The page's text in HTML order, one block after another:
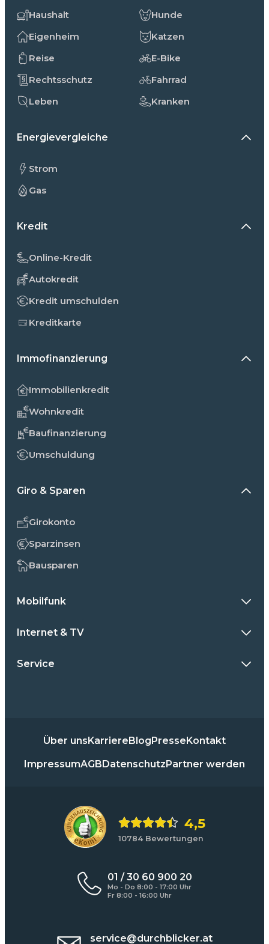
Haushalt
Eigenheim
Reise
Rechtsschutz
Leben
Hunde
Katzen
E-Bike
Fahrrad
Kranken
Energievergleiche
Strom
Gas
Kredit
Online-Kredit
Autokredit
Kredit umschulden
Kreditkarte
Immofinanzierung
Immobilienkredit
Wohnkredit
Baufinanzierung
Umschuldung
Giro & Sparen
Girokonto
Sparzinsen
Bausparen
Mobilfunk
Internet & TV
Service
Über unsKarriereBlogPresseKontakt
ImpressumAGBDatenschutzPartner werden
4,5
10784 Bewertungen
01 / 30 60 900 20
Mo - Do 8:00 - 17:00 Uhr
Fr 8:00 - 16:00 Uhr
service@durchblicker.at